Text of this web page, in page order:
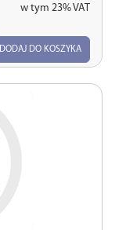
w tym 23% VAT
DODAJ DO KOSZYKA